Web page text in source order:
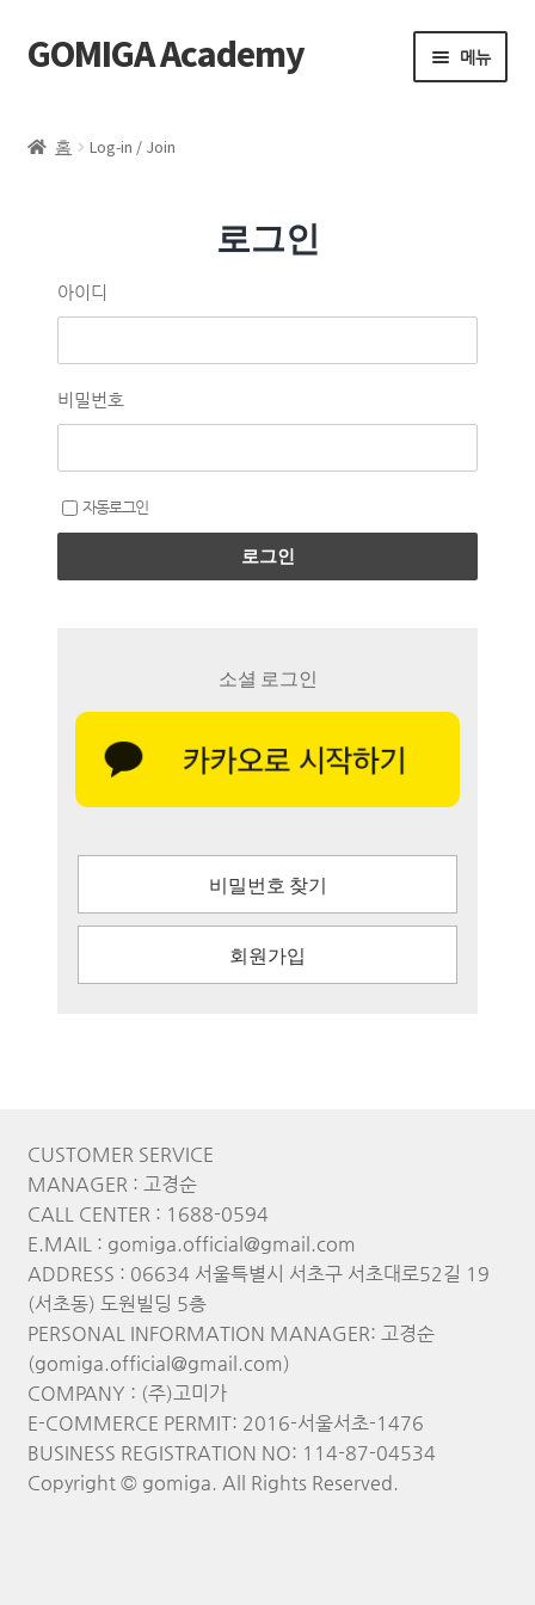
GOMIGA Academy 메뉴
에스테틱
제품 구매
로그인
홈 Log-in / Join
로그인
아이디
비밀번호
자동로그인
로그인
소셜 로그인
비밀번호 찾기
회원가입
CUSTOMER SERVICE
MANAGER : 고경순
CALL CENTER : 1688-0594
E.MAIL : gomiga.official@gmail.com
ADDRESS : 06634 서울특별시 서초구 서초대로52길 19
(서초동) 도원빌딩 5층
PERSONAL INFORMATION MANAGER: 고경순
(gomiga.official@gmail.com)
COMPANY : (주)고미가
E-COMMERCE PERMIT: 2016-서울서초-1476
BUSINESS REGISTRATION NO: 114-87-04534
Copyright © gomiga. All Rights Reserved.